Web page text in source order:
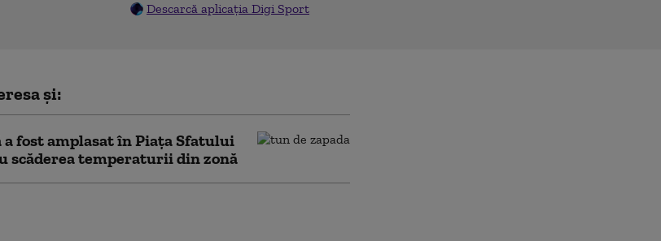
Descarcă aplicația Digi Sport
și:
a fost amplasat în Piaţa Sfatului
scăderea temperaturii din zonă